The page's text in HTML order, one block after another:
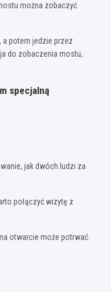
można zobaczyć
a potem jedzie przez
do zobaczenia mostu,
specjalną
jak dwóch ludzi za
połączyć wizytę z
otwarcie może potrwać.